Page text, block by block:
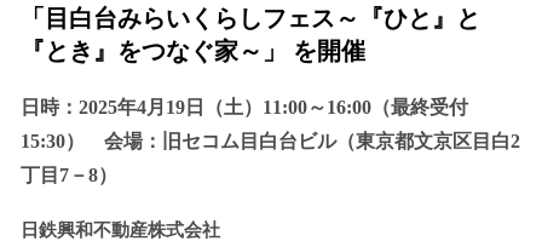
「目白台みらいくらしフェス～『ひと』と
『とき』をつなぐ家～」 を開催
日時：2025年4月19日（土）11:00～16:00（最終受付
15:30） 会場：旧セコム目白台ビル（東京都文京区目白2
丁目7－8）
日鉄興和不動産株式会社